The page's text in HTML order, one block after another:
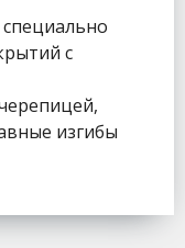
с
изгибы